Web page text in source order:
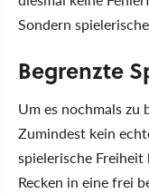
Sondern
Begrenzte
Um es nochmals zu
Zumindest kein
spielerische Freiheit
Recken in eine frei